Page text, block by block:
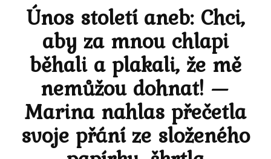
Únos století aneb: Chci,
aby za mnou chlapi
běhali a plakali, že mě
nemůžou dohnat! —
Marina nahlas přečetla
svoje přání ze složeného